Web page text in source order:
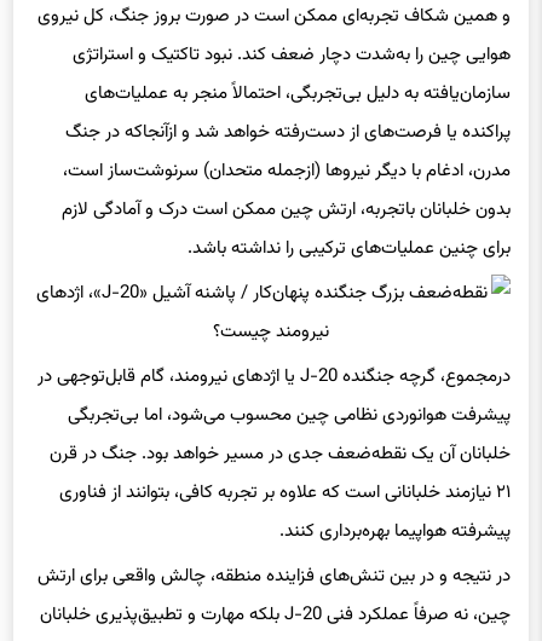
و همین شکاف تجربه‌ای ممکن است در صورت بروز جنگ، کل نیروی
هوایی چین را به‌شدت دچار ضعف کند. نبود تاکتیک و استراتژی
سازمان‌یافته به دلیل بی‌تجربگی، احتمالاً منجر به عملیات‌های
پراکنده یا فرصت‌های از دست‌رفته خواهد شد و ازآنجاکه در جنگ
مدرن، ادغام با دیگر نیروها (ازجمله متحدان) سرنوشت‌ساز است،
بدون خلبانان باتجربه، ارتش چین ممکن است درک و آمادگی لازم
برای چنین عملیات‌های ترکیبی را نداشته باشد.
درمجموع، گرچه جنگنده J-20 یا اژدهای نیرومند، گام قابل‌توجهی در
پیشرفت هوانوردی نظامی چین محسوب می‌شود، اما بی‌تجربگی
خلبانان آن یک نقطه‌ضعف جدی در مسیر خواهد بود. جنگ در قرن
۲۱ نیازمند خلبانانی است که علاوه بر تجربه کافی، بتوانند از فناوری
پیشرفته هواپیما بهره‌برداری کنند.
در نتیجه و در بین تنش‌های فزاینده منطقه، چالش واقعی برای ارتش
چین، نه صرفاً عملکرد فنی J-20 بلکه مهارت و تطبیق‌پذیری خلبانان